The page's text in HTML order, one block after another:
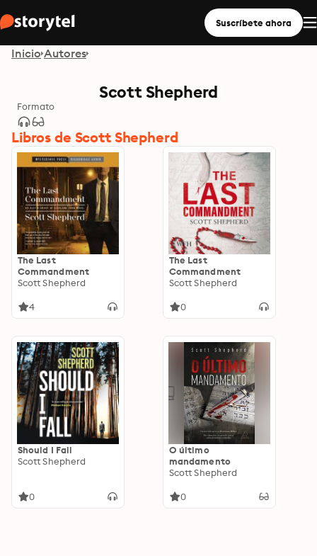
Suscríbete ahora
Inicio Autores
Scott Shepherd
Formato
Libros de Scott Shepherd
The Last
Commandment
Scott Shepherd
4
The Last
Commandment
Scott Shepherd
0
Should I Fall
Scott Shepherd
0
O último
mandamento
Scott Shepherd
0